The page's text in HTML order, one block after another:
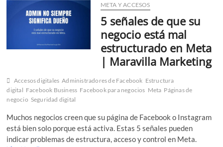
o
META Y ACCESOS
5 señales de que su
negocio está mal
estructurado en Meta
| Maravilla Marketing
Accesos digitales Administradores de Facebook Estructura
digital Facebook Business Facebook para negocios Meta Páginas de
negocio Seguridad digital
Muchos negocios creen que su página de Facebook o Instagram
está bien solo porque está activa. Estas 5 señales pueden
indicar problemas de estructura, acceso y control en Meta.